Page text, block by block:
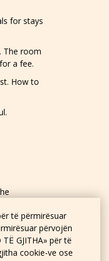
të përmirësuar
përvojën
GJITHA» për të
cookie-ve ose
for stays
The room
a fee.
How to
pool.